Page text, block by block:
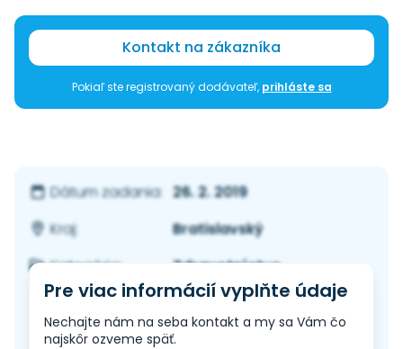
Kontakt na zákazníka
Pokiaľ ste registrovaný dodávateľ, prihláste sa
Dátum zadania: 26. 2. 2019
Kraj:
Bratislavský
Kategória:
Zdravotníctvo
Pre viac informácií vyplňte údaje
Nechajte nám na seba kontakt a my sa Vám čo
najskôr ozveme späť.